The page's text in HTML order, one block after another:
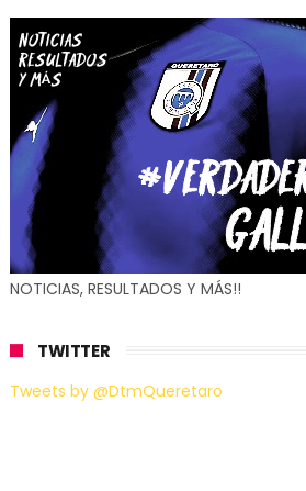
NOTICIAS, RESULTADOS Y MÁS!!
TWITTER
Tweets by @DtmQueretaro